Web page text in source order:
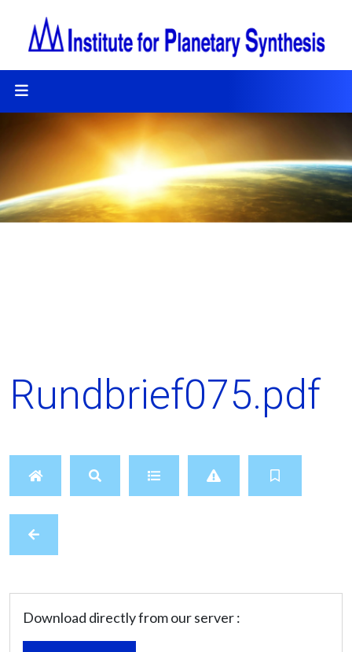
Rundbrief075.pdf
Download directly from our server :